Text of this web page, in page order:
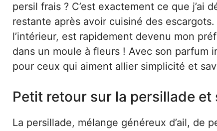
persil frais ? C’est exactement ce que
restante après avoir cuisiné des
l’intérieur, est rapidement devenu mon
dans un moule à fleurs ! Avec son
pour ceux qui aiment allier simplicité et
Petit retour sur la persillade et
La persillade, mélange généreux d’ail, de